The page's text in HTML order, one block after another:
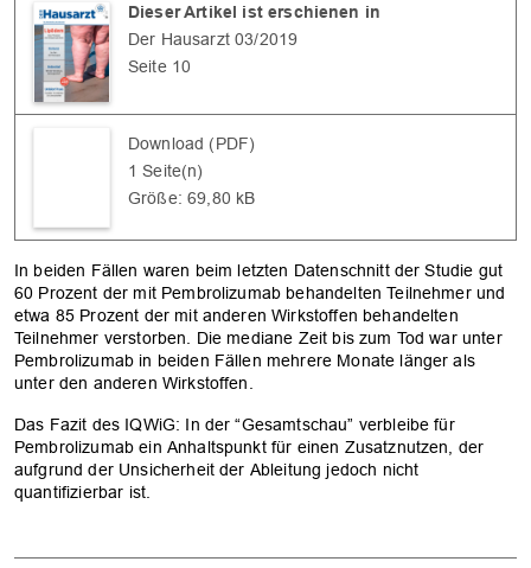
OK
Dieser Artikel ist erschienen in
Der Hausarzt 03/2019
Seite 10
Download (PDF)
1 Seite(n)
Größe: 69,80 kB
In beiden Fällen waren beim letzten Datenschnitt der Studie gut
60 Prozent der mit Pembrolizumab behandelten Teilnehmer und
etwa 85 Prozent der mit anderen Wirkstoffen behandelten
Teilnehmer verstorben. Die mediane Zeit bis zum Tod war unter
Pembrolizumab in beiden Fällen mehrere Monate länger als
unter den anderen Wirkstoffen.
Das Fazit des IQWiG: In der “Gesamtschau” verbleibe für
Pembrolizumab ein Anhaltspunkt für einen Zusatznutzen, der
aufgrund der Unsicherheit der Ableitung jedoch nicht
quantifizierbar ist.